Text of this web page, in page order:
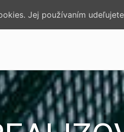
Jej používaním